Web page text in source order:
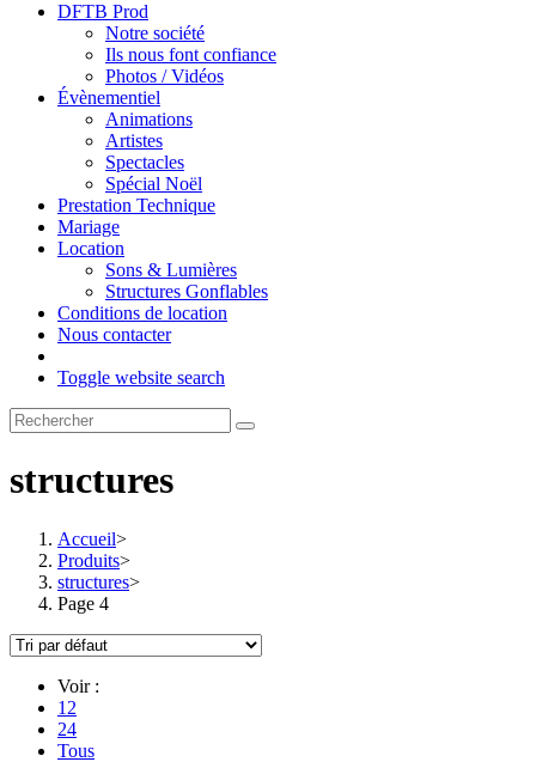
DFTB Prod
Notre société
Ils nous font confiance
Photos / Vidéos
Évènementiel
Animations
Artistes
Spectacles
Spécial Noël
Prestation Technique
Mariage
Location
Sons & Lumières
Structures Gonflables
Conditions de location
Nous contacter
Toggle website search
structures
Accueil>
Produits>
structures>
Page 4
Voir :
12
24
Tous